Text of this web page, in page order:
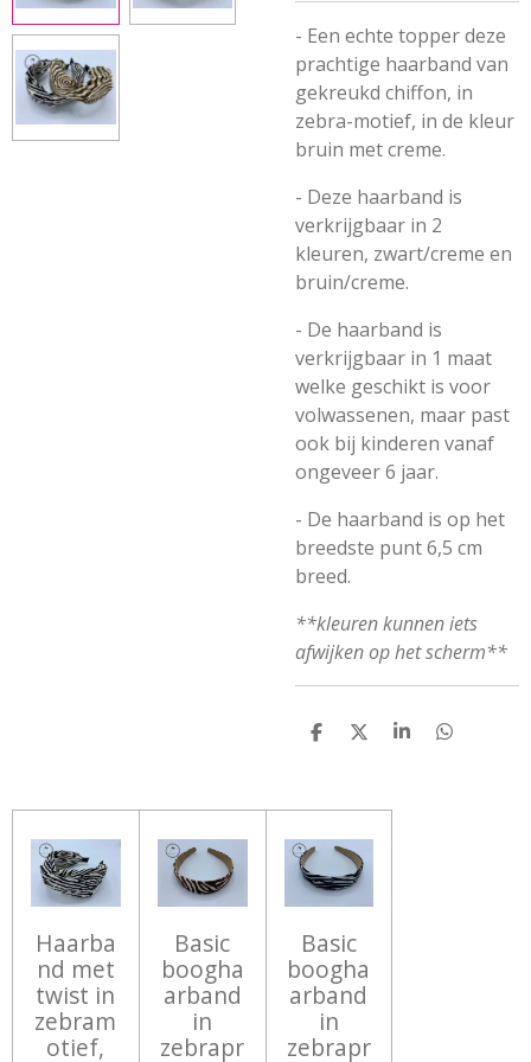
- Een echte topper deze
prachtige haarband van
gekreukd chiffon, in
zebra-motief, in de kleur
bruin met creme.
- Deze haarband is
verkrijgbaar in 2
kleuren, zwart/creme en
bruin/creme.
- De haarband is
verkrijgbaar in 1 maat
welke geschikt is voor
volwassenen, maar past
ook bij kinderen vanaf
ongeveer 6 jaar.
- De haarband is op het
breedste punt 6,5 cm
breed.
**kleuren kunnen iets
afwijken op het scherm**
D
N
D
S
D
Haarba
nd met
twist in
zebram
otief,
Basic
boogha
arband
in
zebrapr
Basic
boogha
arband
in
zebrapr